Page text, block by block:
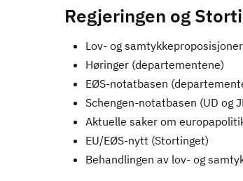
Regjeringen og
Lov- og
Høringer (departementene)
EØS-notatbasen
Schengen-notatbasen (UD og
Aktuelle saker om
EU/EØS-nytt (Stortinget)
Behandlingen av lov- og